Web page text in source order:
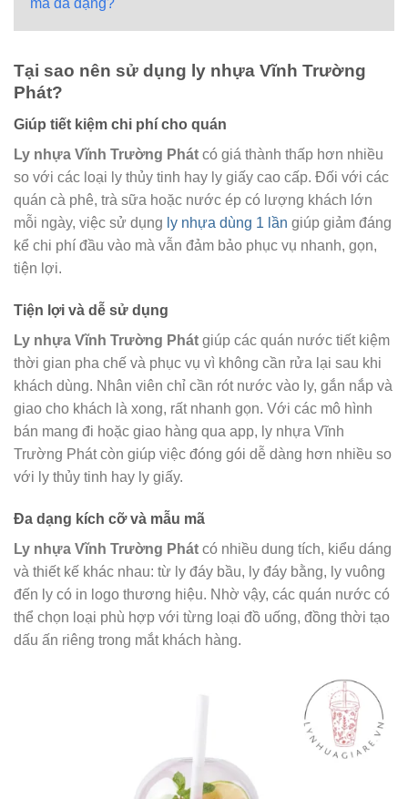
mã đa dạng?
Tại sao nên sử dụng ly nhựa Vĩnh Trường
Phát?
Giúp tiết kiệm chi phí cho quán
Ly nhựa Vĩnh Trường Phát có giá thành thấp hơn nhiều
so với các loại ly thủy tinh hay ly giấy cao cấp. Đối với các
quán cà phê, trà sữa hoặc nước ép có lượng khách lớn
mỗi ngày, việc sử dụng ly nhựa dùng 1 lần giúp giảm đáng
kể chi phí đầu vào mà vẫn đảm bảo phục vụ nhanh, gọn,
tiện lợi.
Tiện lợi và dễ sử dụng
Ly nhựa Vĩnh Trường Phát giúp các quán nước tiết kiệm
thời gian pha chế và phục vụ vì không cần rửa lại sau khi
khách dùng. Nhân viên chỉ cần rót nước vào ly, gắn nắp và
giao cho khách là xong, rất nhanh gọn. Với các mô hình
bán mang đi hoặc giao hàng qua app, ly nhựa Vĩnh
Trường Phát còn giúp việc đóng gói dễ dàng hơn nhiều so
với ly thủy tinh hay ly giấy.
Đa dạng kích cỡ và mẫu mã
Ly nhựa Vĩnh Trường Phát có nhiều dung tích, kiểu dáng
và thiết kế khác nhau: từ ly đáy bầu, ly đáy bằng, ly vuông
đến ly có in logo thương hiệu. Nhờ vậy, các quán nước có
thể chọn loại phù hợp với từng loại đồ uống, đồng thời tạo
dấu ấn riêng trong mắt khách hàng.